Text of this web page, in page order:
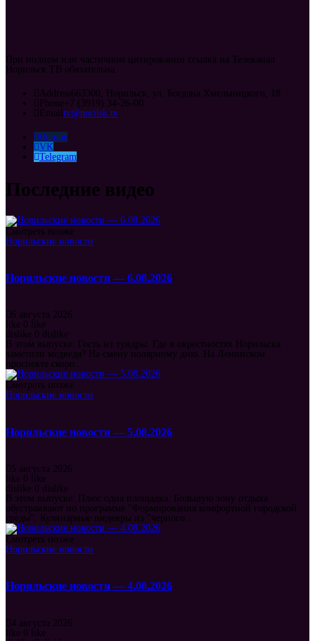
При полном или частичном цитировании ссылка на Телеканал
Норильск ТВ обязательна.
Address663300, Норильск, ул. Богдана Хмельницкого, 18
Phone +7 (3919) 34-26-00
Emailtv@norilsk.tv
Rutube
VK
Telegram
Последние видео
Смотреть позже
Норильские новости
Норильские новости — 6.08.2026
6 августа 2026
like
0
like
dislike
0 dislike
В этом выпуске: Гость из тундры. Где в окрестностях Норильска
заметили медведя? На смену полярному дню. На Ленинском
проспекте скоро...
Смотреть позже
Норильские новости
Норильские новости — 5.08.2026
5 августа 2026
like
0
like
dislike
0 dislike
В этом выпуске: Плюс одна площадка. Большую зону отдыха
обустраивают по программе "Формирования комфортной городской
среды". Кулинарные шедевры из "черного...
Смотреть позже
Норильские новости
Норильские новости — 4.08.2026
4 августа 2026
like 0 like